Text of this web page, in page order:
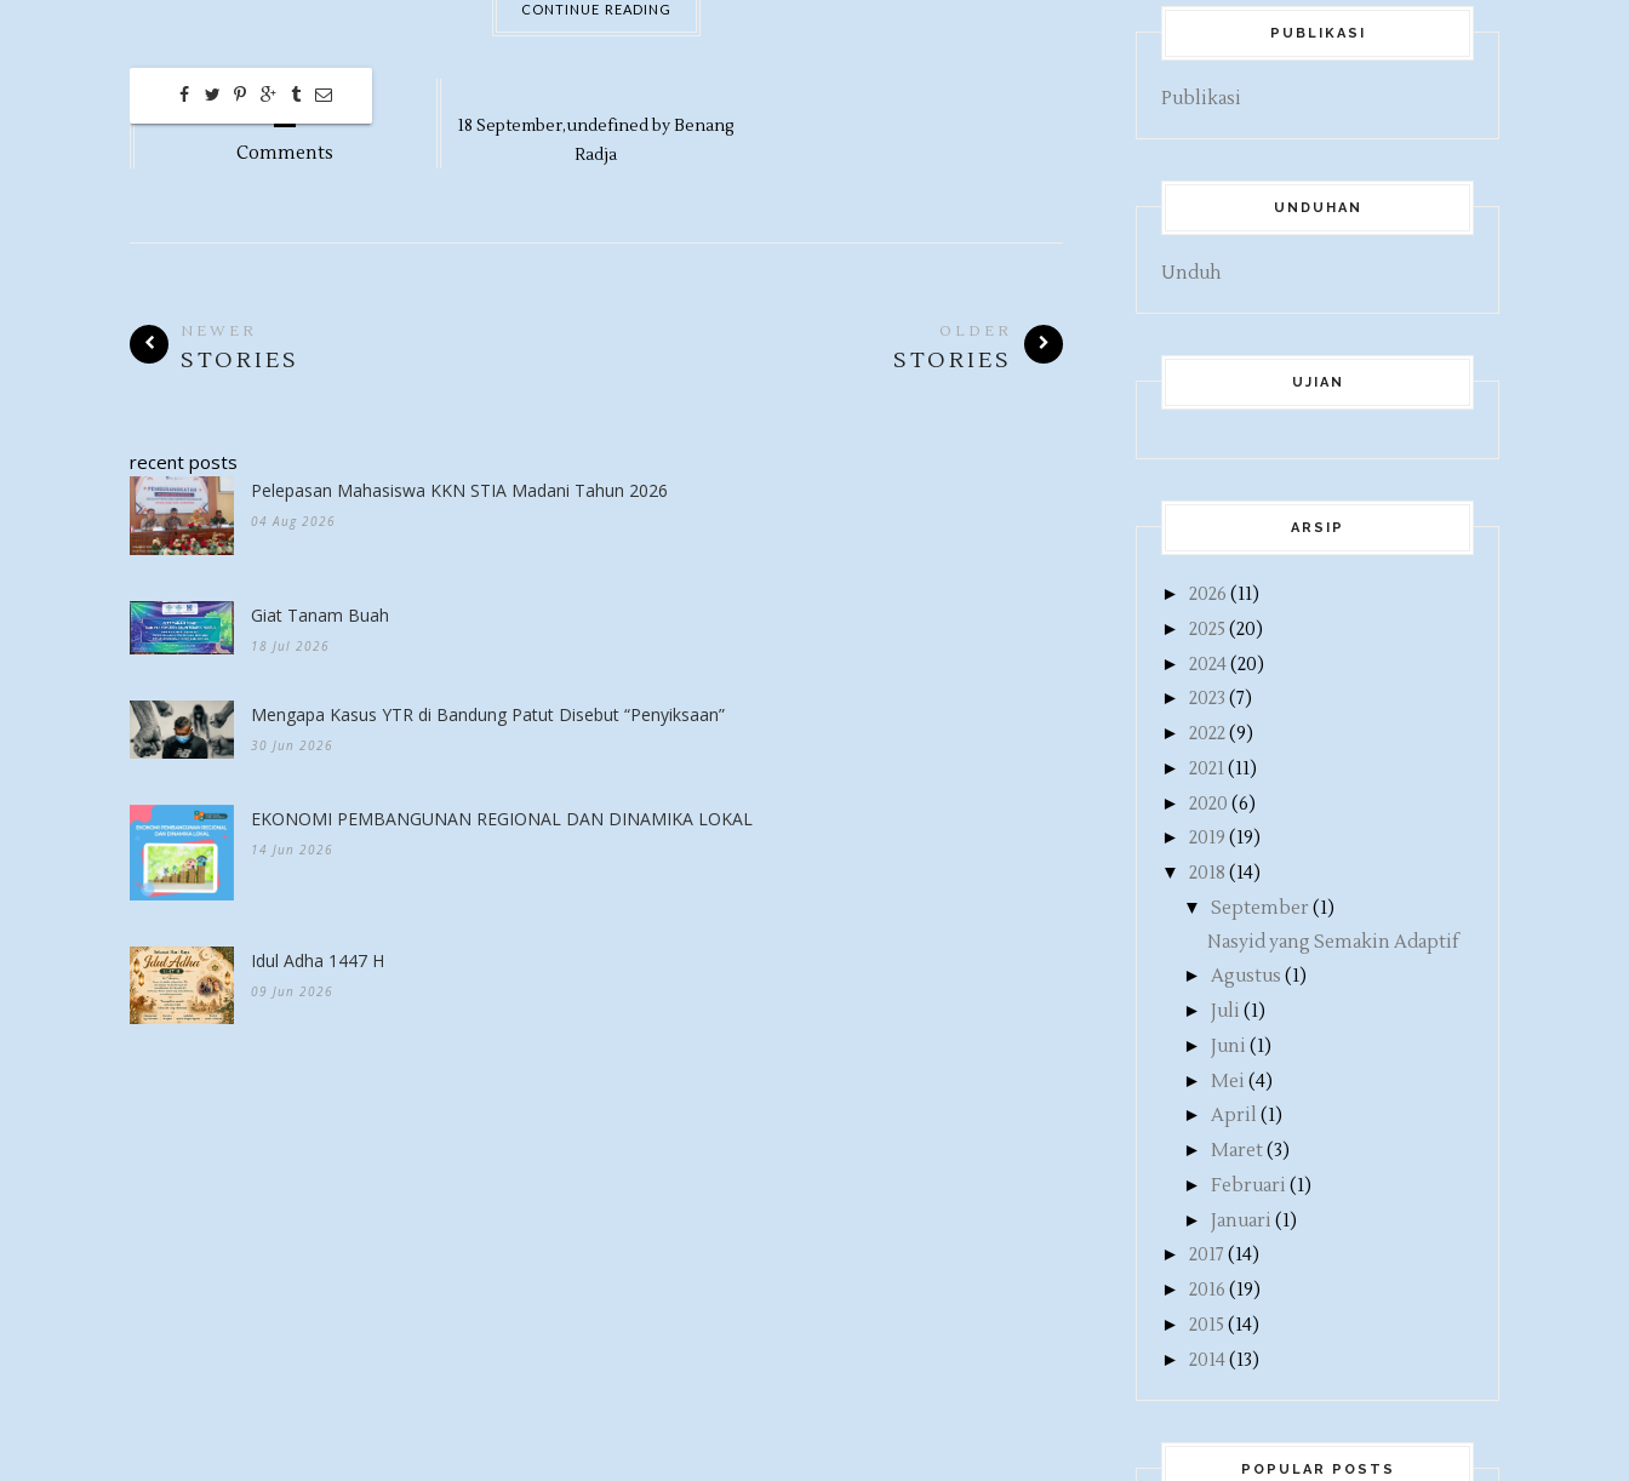
CONTINUE READING
2
Comments
18September,undefined byBenang
Radja
NEWER
STORIES
OLDER
STORIES
recent posts
Pelepasan Mahasiswa KKN STIA Madani Tahun 2026
04 Aug 2026
Giat Tanam Buah
18 Jul 2026
Mengapa Kasus YTR di Bandung Patut Disebut “Penyiksaan”
30 Jun 2026
EKONOMI PEMBANGUNAN REGIONAL DAN DINAMIKA LOKAL
14 Jun 2026
Idul Adha 1447 H
09 Jun 2026
PUBLIKASI
Publikasi
UNDUHAN
Unduh
UJIAN
ARSIP
► 2026 (11)
► 2025 (20)
► 2024(20)
► 2023 (7)
► 2022(9)
► 2021(11)
► 2020 (6)
► 2019 (19)
▼ 2018 (14)
▼ September(1)
Nasyid yang Semakin Adaptif
► Agustus (1)
► Juli (1)
► Juni (1)
► Mei (4)
► April (1)
► Maret(3)
► Februari (1)
► Januari (1)
► 2017 (14)
► 2016 (19)
► 2015 (14)
► 2014(13)
POPULAR POSTS